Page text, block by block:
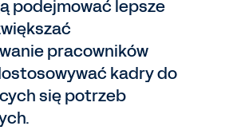
podejmować lepsze
pracowników
kadry do
się potrzeb